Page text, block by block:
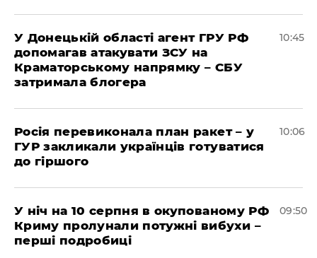
У Донецькій області агент ГРУ РФ
допомагав атакувати ЗСУ на
Краматорському напрямку – СБУ
затримала блогера
10:45
Росія перевиконала план ракет – у
ГУР закликали українців готуватися
до гіршого
10:06
У ніч на 10 серпня в окупованому РФ
Криму пролунали потужні вибухи –
перші подробиці
09:50